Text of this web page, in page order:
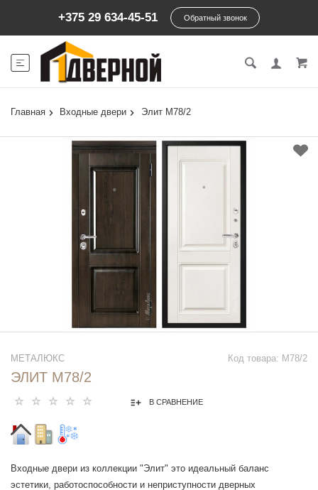
+375 29 634-45-51 Обратный звонок
Главная Входные двери Элит М78/2
Код товара: М78/2
МЕТАЛЮКС
ЭЛИТ М78/2
В СРАВНЕНИЕ
Входные двери из коллекции "Элит" это идеальный баланс
эстетики, работоспособности и неприступности дверных